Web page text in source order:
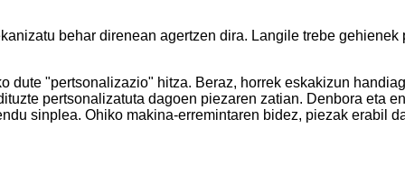
behar direnean agertzen dira. Langile trebe
dute "pertsonalizazio" hitza. Beraz, horrek eskakizun
pertsonalizatuta dagoen piezaren zatian. Denbora eta
sinplea. Ohiko makina-erremintaren bidez, piezak erabil